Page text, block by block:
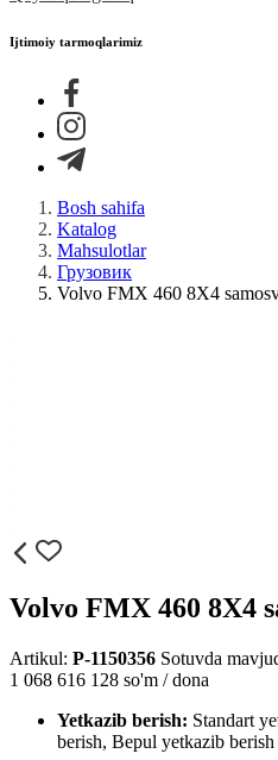
Ijtimoiy tarmoqlarimiz
Bosh sahifa
Katalog
Mahsulotlar
Грузовик
Volvo FMX 460 8X4
Volvo FMX 460 8X4
Artikul: P-1150356 Sotuvda
1 068 616 128 so'm / dona
Yetkazib berish: Standart
berish, Bepul yetkazib berish